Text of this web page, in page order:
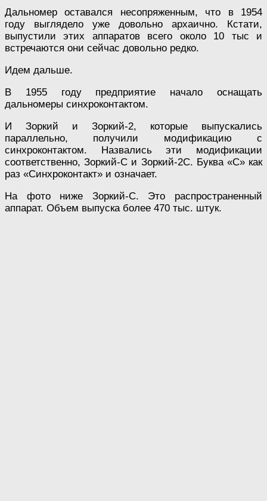
Дальномер оставался несопряженным, что в 1954
году выглядело уже довольно архаично. Кстати,
выпустили этих аппаратов всего около 10 тыс и
встречаются они сейчас довольно редко.
Идем дальше.
В 1955 году предприятие начало оснащать
дальномеры синхроконтактом.
И Зоркий и Зоркий-2, которые выпускались
параллельно, получили модификацию с
синхроконтактом. Назвались эти модификации
соответственно, Зоркий-С и Зоркий-2С. Буква «С» как
раз «Синхроконтакт» и означает.
На фото ниже Зоркий-С. Это распространенный
аппарат. Объем выпуска более 470 тыс. штук.